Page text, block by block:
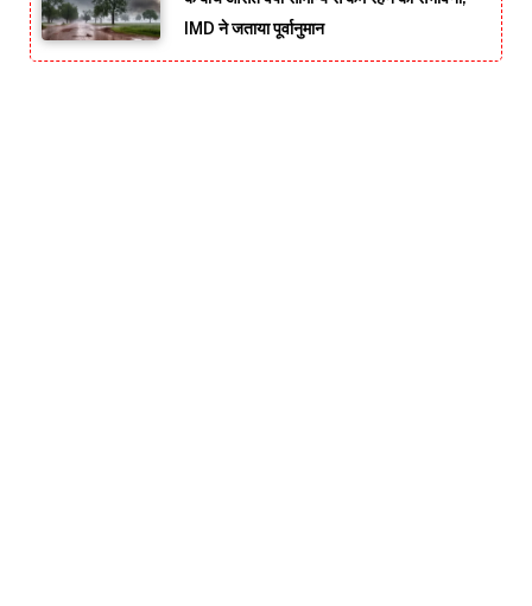
IMD ने जताया पूर्वानुमान